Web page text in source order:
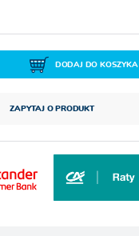
DODAJ DO KOSZYKA
ZAPYTAJ O PRODUKT